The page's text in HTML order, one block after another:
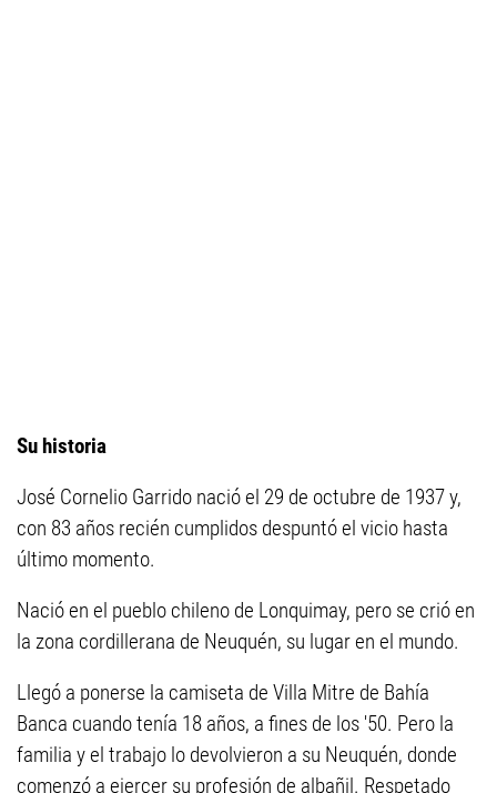
Su historia
José Cornelio Garrido nació el 29 de octubre de 1937 y,
con 83 años recién cumplidos despuntó el vicio hasta
último momento.
Nació en el pueblo chileno de Lonquimay, pero se crió en
la zona cordillerana de Neuquén, su lugar en el mundo.
Llegó a ponerse la camiseta de Villa Mitre de Bahía
Banca cuando tenía 18 años, a fines de los '50. Pero la
familia y el trabajo lo devolvieron a su Neuquén, donde
comenzó a ejercer su profesión de albañil. Respetado